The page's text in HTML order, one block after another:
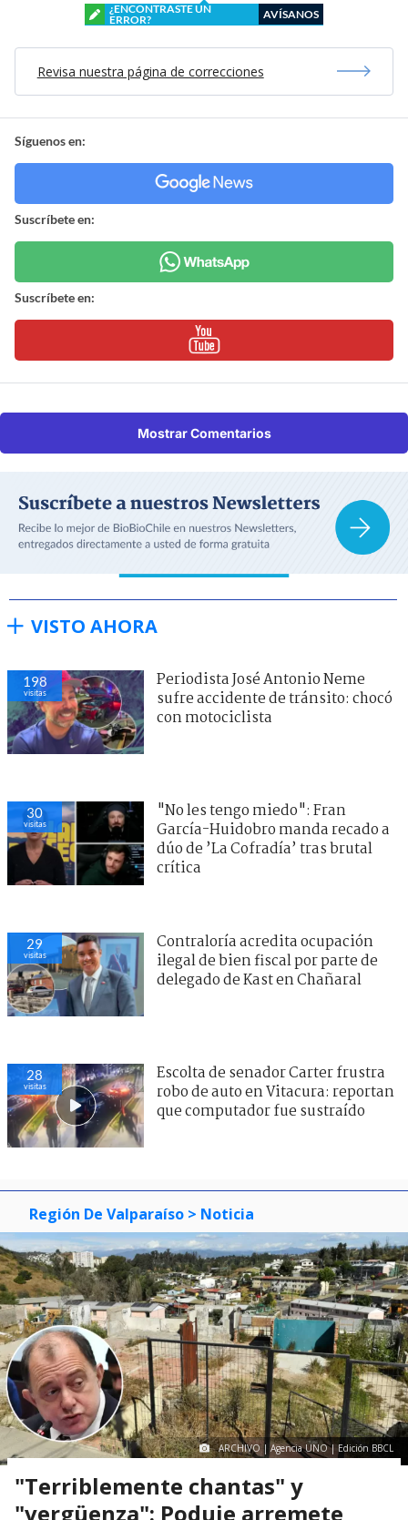
¿ENCONTRASTE UN
ERROR?
AVÍSANOS
Revisa nuestra página de correcciones
Síguenos en:
Suscríbete en:
Suscríbete en:
Mostrar Comentarios
VISTO AHORA
198
visitas
Periodista José Antonio Neme
sufre accidente de tránsito: chocó
con motociclista
30
visitas
"No les tengo miedo": Fran
García-Huidobro manda recado a
dúo de ’La Cofradía’ tras brutal
crítica
29
visitas
Contraloría acredita ocupación
ilegal de bien fiscal por parte de
delegado de Kast en Chañaral
28
visitas
Escolta de senador Carter frustra
robo de auto en Vitacura: reportan
que computador fue sustraído
Región De Valparaíso > Noticia
ARCHIVO | Agencia UNO | Edición BBCL
"Terriblemente chantas" y
"vergüenza": Poduje arremete